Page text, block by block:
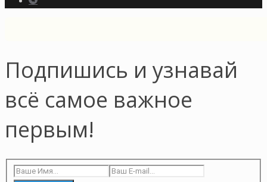
Подпишись и узнавай
всё самое важное
первым!